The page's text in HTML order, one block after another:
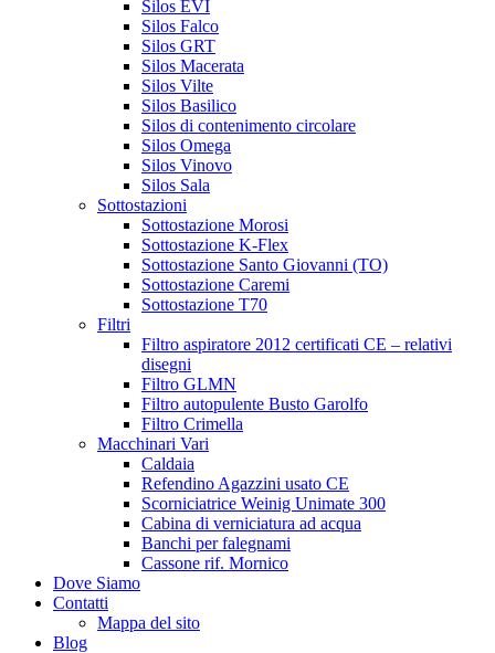
Silos EVI
Silos Falco
Silos GRT
Silos Macerata
Silos Vilte
Silos Basilico
Silos di contenimento circolare
Silos Omega
Silos Vinovo
Silos Sala
Sottostazioni
Sottostazione Morosi
Sottostazione K-Flex
Sottostazione Santo Giovanni (TO)
Sottostazione Caremi
Sottostazione T70
Filtri
Filtro aspiratore 2012 certificati CE – relativi
disegni
Filtro GLMN
Filtro autopulente Busto Garolfo
Filtro Crimella
Macchinari Vari
Caldaia
Refendino Agazzini usato CE
Scorniciatrice Weinig Unimate 300
Cabina di verniciatura ad acqua
Banchi per falegnami
Cassone rif. Mornico
Dove Siamo
Contatti
Mappa del sito
Blog